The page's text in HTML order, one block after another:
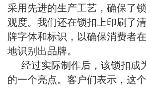
采用先进的生产工艺，确保了
观度。我们还在锁扣上印刷了
牌字体和标识，以确保消费者
地识别出品牌。
经过实际制作后，该锁扣成
的一个亮点。客户们表示，这